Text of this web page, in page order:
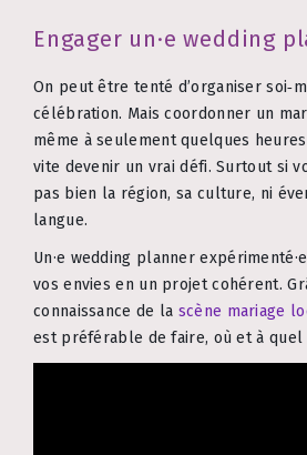
Engager un·e wedding
On peut être tenté d’organiser
célébration. Mais coordonner un
même à seulement quelques
vite devenir un vrai défi. Surtout si
pas bien la région, sa culture, ni
langue.
Un·e wedding planner
vos envies en un projet cohérent.
connaissance de la scène mariage
est préférable de faire, où et à quel